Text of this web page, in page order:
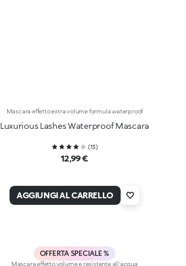
Mascara effetto extra volume formula waterproof
Luxurious Lashes Waterproof Mascara
(13)
12,99 €
AGGIUNGI AL CARRELLO
OFFERTA SPECIALE %
Mascara effetto volume e resistente all'acqua